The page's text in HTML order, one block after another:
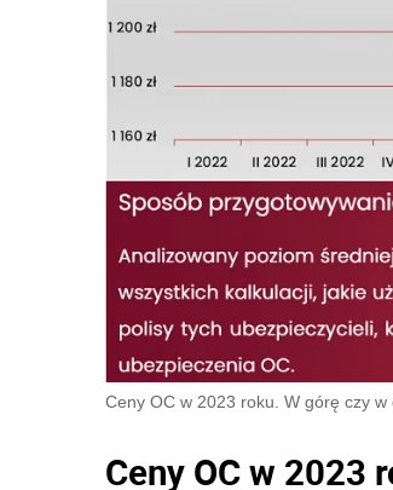
Ceny OC w 2023 roku. W górę czy w
Ceny OC w 2023